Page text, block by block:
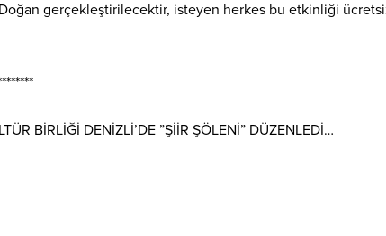
gerçekleştirilecektir, isteyen herkes bu etkinliği
BİRLİĞİ DENİZLİ’DE ”ŞİİR ŞÖLENİ” DÜZENLEDİ…